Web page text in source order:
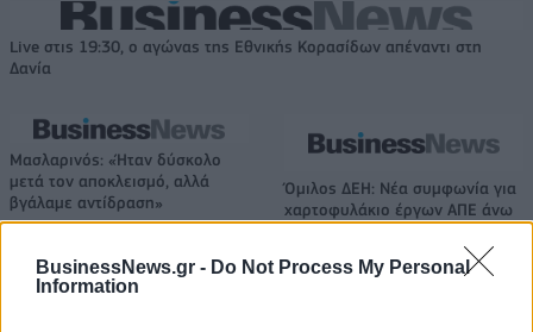
BusinessNews.gr - Do Not Process My Personal
Information
Live στις 19:30, ο αγώνας της Εθνικής Κορασίδων απέναντι στη
Δανία
Μασλαρινός: «Ήταν δύσκολο
μετά τον αποκλεισμό, αλλά
βγάλαμε αντίδραση»
Όμιλος ΔΕΗ: Νέα συμφωνία για
χαρτοφυλάκιο έργων ΑΠΕ άνω